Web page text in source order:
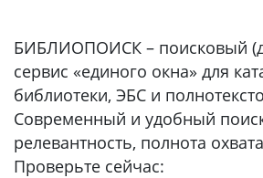
БИБЛИОПОИСК – поисковый
сервис «единого окна» для
библиотеки, ЭБС и
Современный и удобный
релевантность, полнота
Проверьте сейчас: